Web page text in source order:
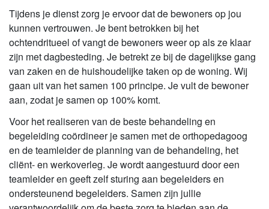
Tijdens je dienst zorg je ervoor dat de bewoners op jou
kunnen vertrouwen. Je bent betrokken bij het
ochtendritueel of vangt de bewoners weer op als ze klaar
zijn met dagbesteding. Je betrekt ze bij de dagelijkse gang
van zaken en de huishoudelijke taken op de woning. Wij
gaan uit van het samen 100 principe. Je vult de bewoner
aan, zodat je samen op 100% komt.
Voor het realiseren van de beste behandeling en
begeleiding coördineer je samen met de orthopedagoog
en de teamleider de planning van de behandeling, het
cliënt- en werkoverleg. Je wordt aangestuurd door een
teamleider en geeft zelf sturing aan begeleiders en
ondersteunend begeleiders. Samen zijn jullie